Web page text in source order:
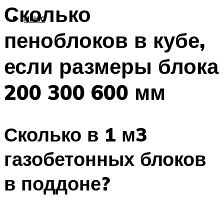
МЕНЮ
Сколько
пеноблоков в кубе,
если размеры блока
200 300 600 мм
Сколько в 1 м3
газобетонных блоков
в поддоне?